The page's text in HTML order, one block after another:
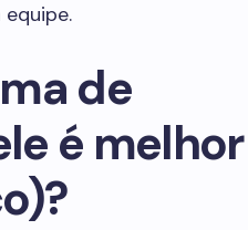
de
é melhor